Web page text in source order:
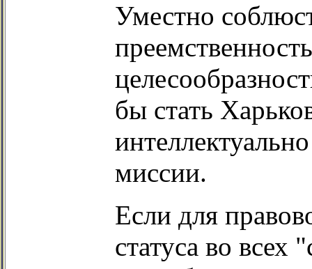
Уместно
бы стать
миссии.
Если для
статуса во